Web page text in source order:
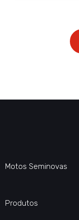
Motos Seminovas
Produtos